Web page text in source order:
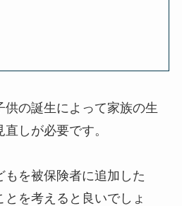
の誕生によって家族の生
しが必要です。
を被保険者に追加した
とを考えると良いでしょ